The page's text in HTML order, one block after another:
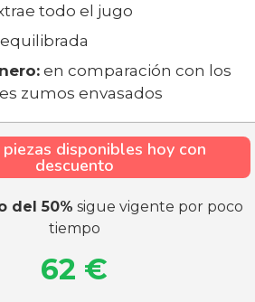
todo el jugo
en comparación con los
zumos envasados
disponibles hoy con
descuento
del 50% sigue vigente por poco
tiempo
62 €